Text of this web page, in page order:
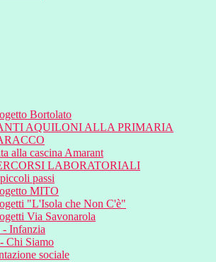
Bortolato
AQUILONI ALLA PRIMARIA
alla cascina Amarant
LABORATORIALI
passi
MITO
"L'Isola che Non C'è"
Via Savonarola
Infanzia
Chi Siamo
sociale